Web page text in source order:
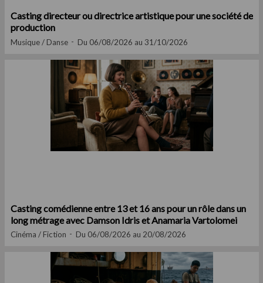
Casting directeur ou directrice artistique pour une société de
production
Musique / Danse Du 06/08/2026 au 31/10/2026
Casting comédienne entre 13 et 16 ans pour un rôle dans un
long métrage avec Damson Idris et Anamaria Vartolomei
Cinéma / Fiction Du 06/08/2026 au 20/08/2026